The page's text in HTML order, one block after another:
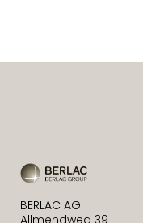
BERLAC AG
Allmendweg 39